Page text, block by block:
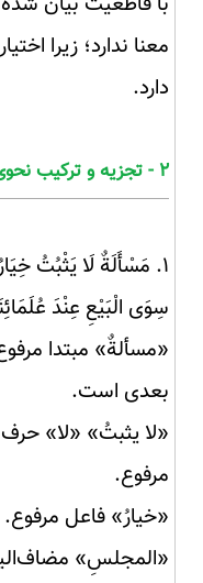
معنا ندارد؛ زیرا
دارد.
۲ - تجزیه و ترکیب نحوی متن
۱. مَسْأَلَةٌ لَا يَثْبُتُ
سِوَى الْبَيْعِ عِنْدَ
«مسألةٌ» مبتدا
بعدی است.
«لا يثبتُ» «لا»
مرفوع.
«خيارُ» فاعل مرفوع.
«المجلسِ»